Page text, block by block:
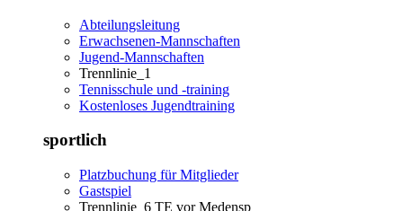
Abteilungsleitung
Erwachsenen-Mannschaften
Jugend-Mannschaften
Trennlinie_1
Tennisschule und -training
Kostenloses Jugendtraining
sportlich
Platzbuchung für Mitglieder
Gastspiel
Trennlinie_6 TE vor Medensp